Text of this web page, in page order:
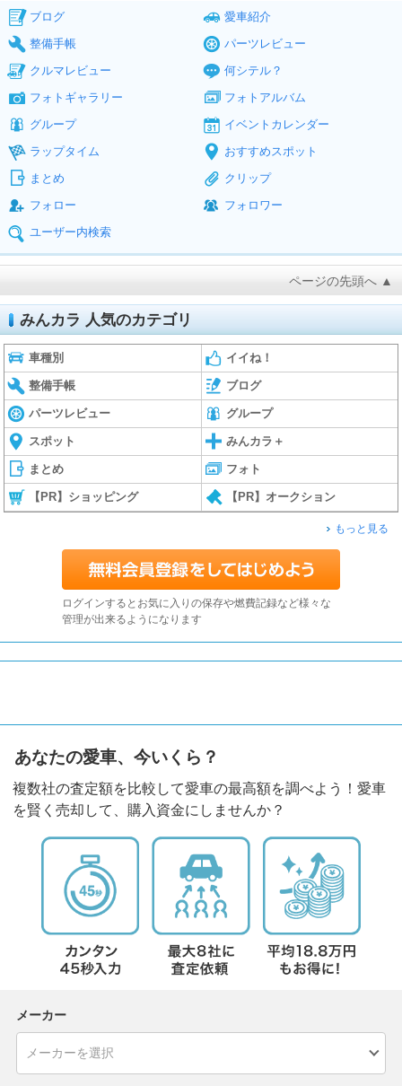
ブログ
愛車紹介
整備手帳
パーツレビュー
クルマレビュー
何シテル？
フォトギャラリー
フォトアルバム
グループ
イベントカレンダー
ラップタイム
おすすめスポット
まとめ
クリップ
フォロー
フォロワー
ユーザー内検索
ページの先頭へ ▲
みんカラ 人気のカテゴリ
車種別 イイね！
整備手帳 ブログ
パーツレビュー グループ
スポット みんカラ＋
まとめ フォト
【PR】ショッピング 【PR】オークション
もっと見る
ログインするとお気に入りの保存や燃費記録など様々な
管理が出来るようになります
あなたの愛車、今いくら？
複数社の査定額を比較して愛車の最高額を調べよう！愛車
を賢く売却して、購入資金にしませんか？
メーカー